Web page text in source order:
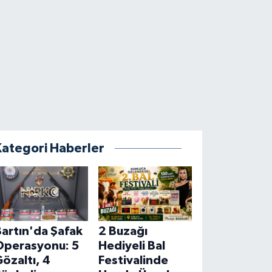
Haberler
Şafak
5
4
2 Buzağı
Hediyeli Bal
Festivalinde